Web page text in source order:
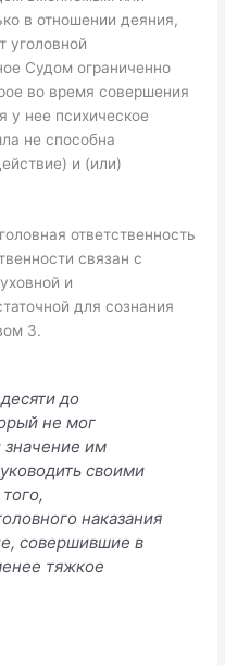
в отношении деяния,
уголовной
Судом ограниченно
во время совершения
у нее психическое
не способна
и (или)
ответственность
связан с
и
для сознания
3.
до
не мог
значение им
своими
наказания
совершившие в
тяжкое